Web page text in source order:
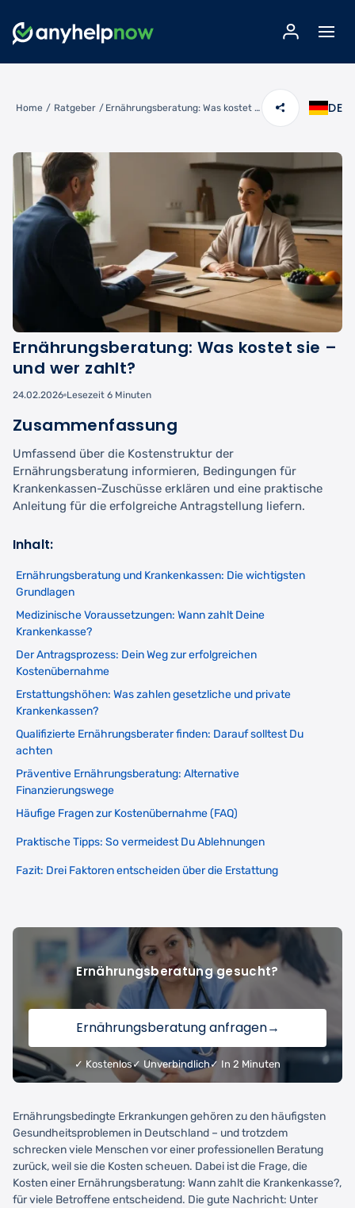
Home / Ratgeber / Ernährungsberatung: Was kostet sie – und wer zahlt? DE
Ernährungsberatung: Was kostet sie –
und wer zahlt?
24.02.2026 Lesezeit 6 Minuten
Zusammenfassung
Umfassend über die Kostenstruktur der
Ernährungsberatung informieren, Bedingungen für
Krankenkassen-Zuschüsse erklären und eine praktische
Anleitung für die erfolgreiche Antragstellung liefern.
Inhalt:
Ernährungsberatung und Krankenkassen: Die wichtigsten
Grundlagen
Medizinische Voraussetzungen: Wann zahlt Deine
Krankenkasse?
Der Antragsprozess: Dein Weg zur erfolgreichen
Kostenübernahme
Erstattungshöhen: Was zahlen gesetzliche und private
Krankenkassen?
Qualifizierte Ernährungsberater finden: Darauf solltest Du
achten
Präventive Ernährungsberatung: Alternative
Finanzierungswege
Häufige Fragen zur Kostenübernahme (FAQ)
Praktische Tipps: So vermeidest Du Ablehnungen
Fazit: Drei Faktoren entscheiden über die Erstattung
Ernährungsberatung gesucht?
Ernährungsberatung anfragen→
✓ Kostenlos✓ Unverbindlich✓ In 2 Minuten
Ernährungsbedingte Erkrankungen gehören zu den häufigsten
Gesundheitsproblemen in Deutschland – und trotzdem
schrecken viele Menschen vor einer professionellen Beratung
zurück, weil sie die Kosten scheuen. Dabei ist die Frage, die
Kosten einer Ernährungsberatung: Wann zahlt die Krankenkasse?,
für viele Betroffene entscheidend. Die gute Nachricht: Unter